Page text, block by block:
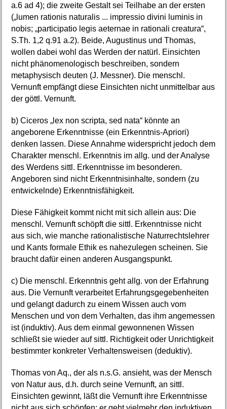
a.6 ad 4); die zweite Gestalt sei Teilhabe an der ersten
(„lumen rationis naturalis ... impressio divini luminis in
nobis; „participatio legis aeternae in rationali creatura“,
S.Th. 1,2 q.91 a.2). Beide, Augustinus und Thomas,
wollen dabei wohl das Werden der natürl. Einsichten
nicht phänomenologisch beschreiben, sondern
metaphysisch deuten (J. Messner). Die menschl.
Vernunft empfängt diese Einsichten nicht unmittelbar aus
der göttl. Vernunft.
b) Ciceros „lex non scripta, sed nata“ könnte an
angeborene Erkenntnisse (ein Erkenntnis-Apriori)
denken lassen. Diese Annahme widerspricht jedoch dem
Charakter menschl. Erkenntnis im allg. und der Analyse
des Werdens sittl. Erkenntnisse im besonderen.
Angeboren sind nicht Erkenntnisinhalte, sondern (zu
entwickelnde) Erkenntnisfähigkeit.
Diese Fähigkeit kommt nicht mit sich allein aus: Die
menschl. Vernunft schöpft die sittl. Erkenntnisse nicht
aus sich, wie manche rationalistische Naturrechtslehrer
und Kants formale Ethik es nahezulegen scheinen. Sie
braucht dafür einen anderen Ausgangspunkt.
c) Die menschl. Erkenntnis geht allg. von der Erfahrung
aus. Die Vernunft verarbeitet Erfahrungsgegebenheiten
und gelangt dadurch zu einem Wissen auch vom
Menschen und von dem Verhalten, das ihm angemessen
ist (induktiv). Aus dem einmal gewonnenen Wissen
schließt sie wieder auf sittl. Richtigkeit oder Unrichtigkeit
bestimmter konkreter Verhaltensweisen (deduktiv).
Thomas von Aq., der als n.s.G. ansieht, was der Mensch
von Natur aus, d.h. durch seine Vernunft, an sittl.
Einsichten gewinnt, läßt die Vernunft ihre Erkenntnisse